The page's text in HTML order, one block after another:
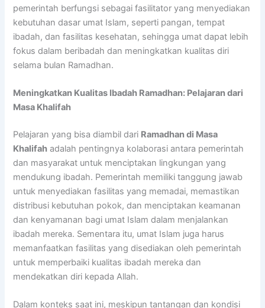
pemerintah berfungsi sebagai fasilitator yang menyediakan
kebutuhan dasar umat Islam, seperti pangan, tempat
ibadah, dan fasilitas kesehatan, sehingga umat dapat lebih
fokus dalam beribadah dan meningkatkan kualitas diri
selama bulan Ramadhan.
Meningkatkan Kualitas Ibadah Ramadhan: Pelajaran dari
Masa Khalifah
Pelajaran yang bisa diambil dari Ramadhan di Masa
Khalifah adalah pentingnya kolaborasi antara pemerintah
dan masyarakat untuk menciptakan lingkungan yang
mendukung ibadah. Pemerintah memiliki tanggung jawab
untuk menyediakan fasilitas yang memadai, memastikan
distribusi kebutuhan pokok, dan menciptakan keamanan
dan kenyamanan bagi umat Islam dalam menjalankan
ibadah mereka. Sementara itu, umat Islam juga harus
memanfaatkan fasilitas yang disediakan oleh pemerintah
untuk memperbaiki kualitas ibadah mereka dan
mendekatkan diri kepada Allah.
Dalam konteks saat ini, meskipun tantangan dan kondisi